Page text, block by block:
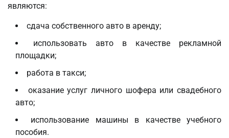
являются:
сдача собственного авто в аренду;
использовать авто в качестве рекламной
площадки;
работа в такси;
оказание услуг личного шофера или свадебного
авто;
использование машины в качестве учебного
пособия.